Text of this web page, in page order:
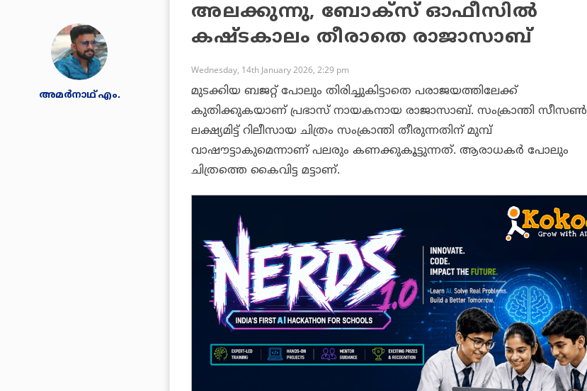
അമര്‍നാഥ് എം.
അലക്കുന്നു, ബോക്‌സ് ഓഫീസില്‍
കഷ്ടകാലം തീരാതെ രാജാസാബ്
Wednesday, 14th January 2026, 2:29 pm
മുടക്കിയ ബജറ്റ് പോലും തിരിച്ചുകിട്ടാതെ പരാജയത്തിലേക്ക്
കുതിക്കുകയാണ് പ്രഭാസ് നായകനായ രാജാസാബ്. സംക്രാന്തി സീസണ്‍
ലക്ഷ്യമിട്ട് റിലീസായ ചിത്രം സംക്രാന്തി തീരുന്നതിന് മുമ്പ്
വാഷൗട്ടാകുമെന്നാണ് പലരും കണക്കുകൂട്ടുന്നത്. ആരാധകര്‍ പോലും
ചിത്രത്തെ കൈവിട്ട മട്ടാണ്.